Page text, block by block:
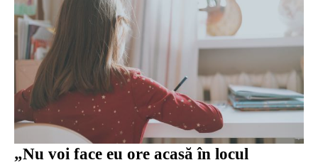
„Nu voi face eu ore acasă în locul